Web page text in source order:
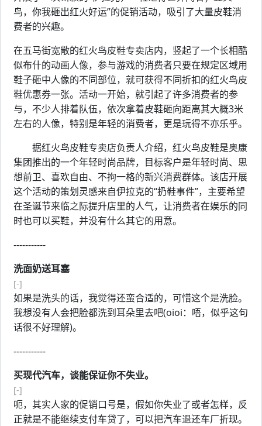
鸟，你我砸出红火好运”的促销活动，吸引了大量皮鞋消
费者的兴趣。
在五马街宽敞的红火鸟皮鞋专卖店内，竖起了一个长相酷
似布什的动画人像，参与游戏的消费者只要在规定区域用
鞋子砸中人像的不同部位，就可获得不同折扣的红火鸟皮
鞋优惠券一张。活动一开始，就引起了许多消费者的参
与，不少人排着队伍，依次拿着皮鞋砸向距离其大概3米
左右的人像，特别是年轻的消费者，更是玩得不亦乐乎。
据红火鸟皮鞋专卖店负责人介绍，红火鸟皮鞋是奥康
集团推出的一个年轻时尚品牌，目标客户是年轻时尚、思
想前卫、喜欢自由、不拘一格的新兴消费群体。该店开展
这个活动的策划灵感来自伊拉克的“扔鞋事件”，主要希望
在圣诞节来临之际提升店里的人气，让消费者在娱乐的同
时也可以买鞋，并没有什么其它的用意。
-----------
洗面奶送耳塞
[-]
如果是洗头的话，我觉得还蛮合适的，可惜这个是洗脸。
我想没有人会把脸都洗到耳朵里去吧(oioi：唔，似乎这句
话很不好理解)。
-----------
买现代汽车，谈能保证你不失业。
[-]
呃，其实人家的促销口号是，假如你失业了或者怎样，反
正就是不能继续支付车贷了，可以把汽车退还车厂折现。